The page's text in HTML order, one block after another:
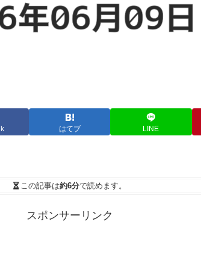
はてブ LINE
この記事は約6分で読めます。
スポンサーリンク